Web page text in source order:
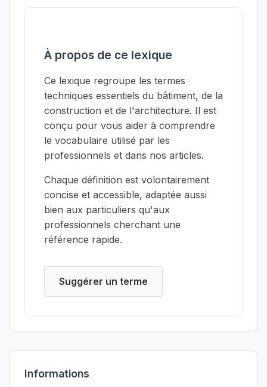
À propos de ce lexique
Ce lexique regroupe les termes
techniques essentiels du bâtiment, de la
construction et de l'architecture. Il est
conçu pour vous aider à comprendre
le vocabulaire utilisé par les
professionnels et dans nos articles.
Chaque définition est volontairement
concise et accessible, adaptée aussi
bien aux particuliers qu'aux
professionnels cherchant une
référence rapide.
Suggérer un terme
Informations